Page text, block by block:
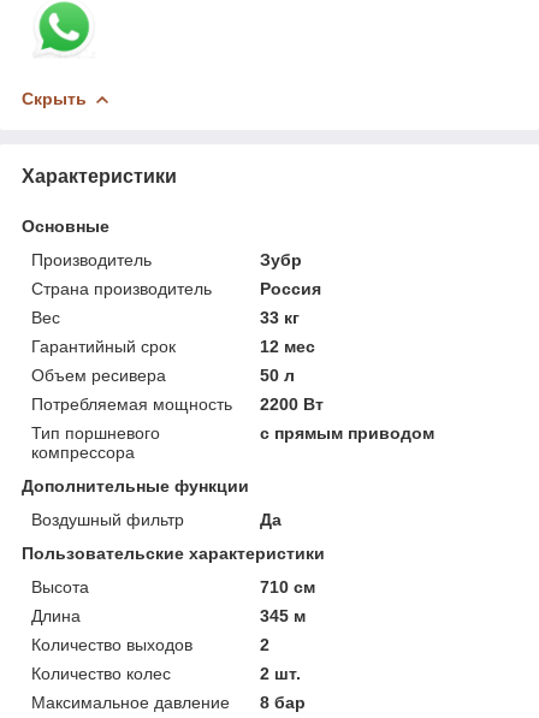
Скрыть
Характеристики
Основные
Производитель
Зубр
Страна производитель
Россия
Вес
33 кг
Гарантийный срок
12 мес
Объем ресивера
50 л
Потребляемая мощность
2200 Вт
Тип поршневого
компрессора
с прямым приводом
Дополнительные функции
Воздушный фильтр
Да
Пользовательские характеристики
Высота
710 см
Длина
345 м
Количество выходов
2
Количество колес
2 шт.
Максимальное давление
8 бар